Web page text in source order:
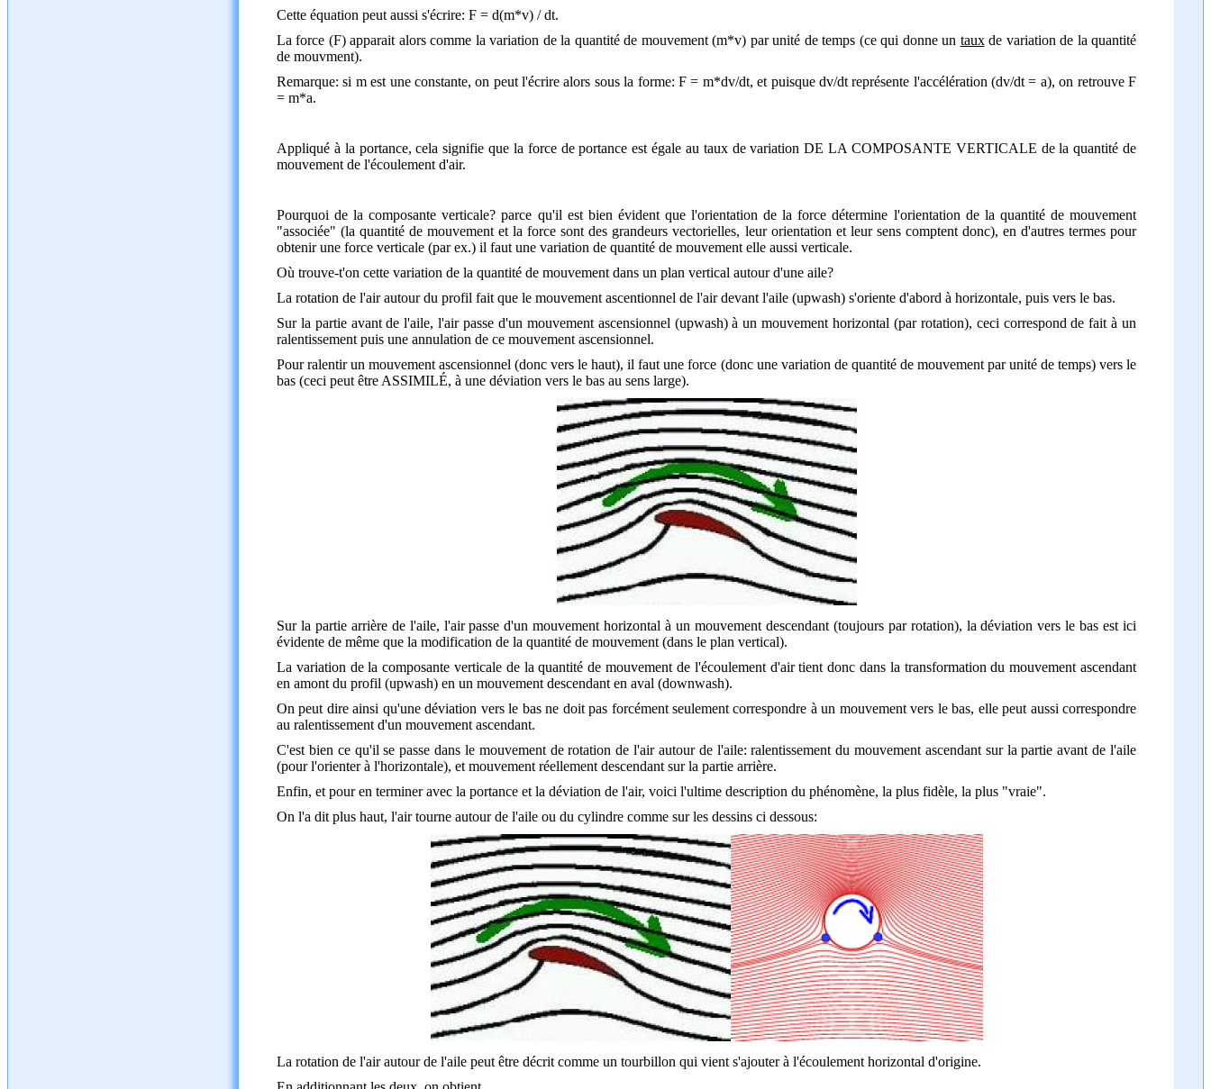
Cette équation peut aussi s'écrire: F = d(m*v) / dt.
La force (F) apparait alors comme la variation de la quantité de mouvement (m*v) par unité de temps (ce qui donne un tauxde variation de la quantité
de mouvment).
Remarque: si m est une constante, on peut l'écrire alors sous la forme: F = m*dv/dt, et puisque dv/dt représente l'accélération (dv/dt = a), on retrouve F
= m*a.
Appliqué à la portance, cela signifie que la force de portance est égale au taux de variation DE LA COMPOSANTE VERTICALE de la quantité de
mouvement de l'écoulement d'air.
Pourquoi de la composante verticale? parce qu'il est bien évident que l'orientation de la force détermine l'orientation de la quantité de mouvement
"associée" (la quantité de mouvement et la force sont des grandeurs vectorielles, leur orientation et leur sens comptent donc), en d'autres termes pour
obtenir une force verticale (par ex.) il faut une variation de quantité de mouvement elle aussi verticale.
Où trouve-t'on cette variation de la quantité de mouvement dans un plan vertical autour d'une aile?
La rotation de l'air autour du profil fait que le mouvement ascentionnel de l'air devant l'aile (upwash) s'oriente d'abord à horizontale, puis vers le bas.
Sur la partie avant de l'aile, l'air passe d'un mouvement ascensionnel (upwash) à un mouvement horizontal (par rotation), ceci correspond de fait à un
ralentissement puis une annulation de ce mouvement ascensionnel.
Pour ralentir un mouvement ascensionnel (donc vers le haut), il faut une force (donc une variation de quantité de mouvement par unité de temps) vers le
bas (ceci peut être ASSIMILÉ, à une déviation vers le bas au sens large).
Sur la partie arrière de l'aile, l'air passe d'un mouvement horizontal à un mouvement descendant (toujours par rotation), la déviation vers le bas est ici
évidente de même que la modification de la quantité de mouvement (dans le plan vertical).
La variation de la composante verticale de la quantité de mouvement de l'écoulement d'air tient donc dans la transformation du mouvement ascendant
en amont du profil (upwash) en un mouvement descendant en aval (downwash).
On peut dire ainsi qu'une déviation vers le bas ne doit pas forcément seulement correspondre à un mouvement vers le bas, elle peut aussi correspondre
au ralentissement d'un mouvement ascendant.
C'est bien ce qu'il se passe dans le mouvement de rotation de l'air autour de l'aile: ralentissement du mouvement ascendant sur la partie avant de l'aile
(pour l'orienter à l'horizontale), et mouvement réellement descendant sur la partie arrière.
Enfin, et pour en terminer avec la portance et la déviation de l'air, voici l'ultime description du phénomène, la plus fidèle, la plus "vraie".
On l'a dit plus haut, l'air tourne autour de l'aile ou du cylindre comme sur les dessins ci dessous:
La rotation de l'air autour de l'aile peut être décrit comme un tourbillon qui vient s'ajouter à l'écoulement horizontal d'origine.